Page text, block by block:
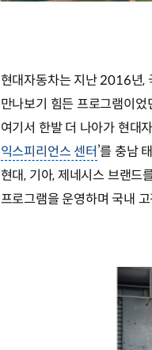
현대자동차는 지난 2016년,
만나보기 힘든 프로그램이
여기서 한발 더 나아가 현대
익스피리언스 센터’를 충남
현대, 기아, 제네시스 브랜드
프로그램을 운영하며 국내